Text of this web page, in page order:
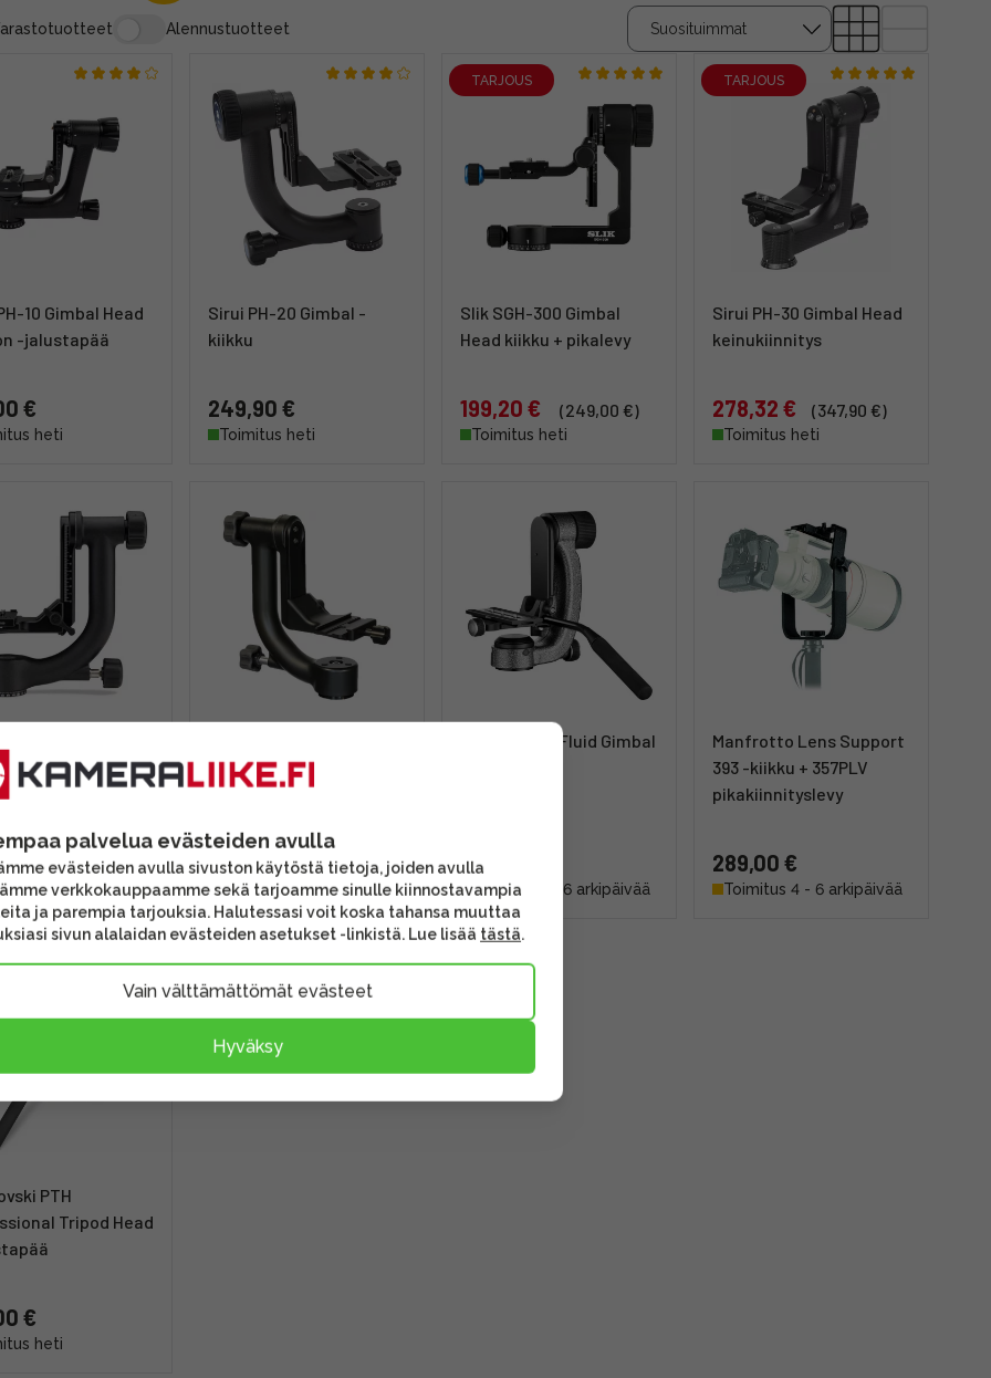
Alennustuotteet
10 Gimbal Head
-jalustapää
€
heti
Sirui PH-20 Gimbal -
kiikku
249,90 €
Toimitus heti
TARJOUS
Slik SGH-300 Gimbal
Head kiikku + pikalevy
199,20 € (249,00 €)
Toimitus heti
TARJOUS
Sirui PH-30 Gimbal Head
keinukiinnitys
278,32 € (347,90 €)
Toimitus heti
+ PL100
€
Gimbal Tripod Head II -
kiikku
769,00 €
Ei saatavilla
Gitzo GHFG1 Fluid Gimbal
649,00 €
Toimitus 4 - 6 arkipäivää
Manfrotto Lens Support
393 -kiikku + 357PLV
pikakiinnityslevy
289,00 €
Toimitus 4 - 6 arkipäivää
PTH
Tripod Head
€
heti
palvelua evästeiden avulla
evästeiden avulla sivuston käytöstä tietoja, joiden avulla
verkkokauppaamme sekä tarjoamme sinulle kiinnostavampia
ja parempia tarjouksia. Halutessasi voit koska tahansa muuttaa
sivun alalaidan evästeiden asetukset -linkistä. Lue lisää tästä.
Vain välttämättömät evästeet
Hyväksy